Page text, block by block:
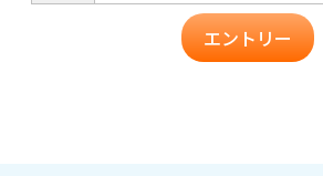
エントリー